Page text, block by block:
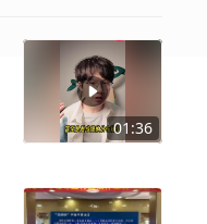
01:36